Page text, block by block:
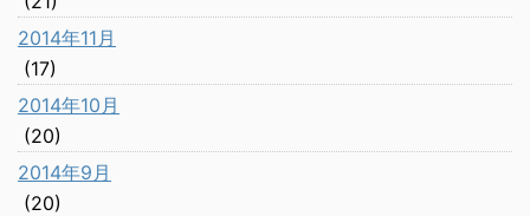
2014年11月
(17)
2014年10月
(20)
2014年9月
(20)